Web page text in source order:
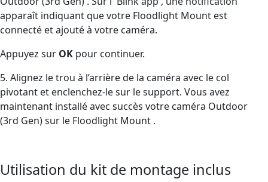
apparaît indiquant que votre Floodlight Mount est
connecté et ajouté à votre caméra.
Appuyez sur OK pour continuer.
5. Alignez le trou à l’arrière de la caméra avec le col
pivotant et enclenchez-le sur le support. Vous avez
maintenant installé avec succès votre caméra Outdoor
(3rd Gen) sur le Floodlight Mount .
Utilisation du kit de montage inclus